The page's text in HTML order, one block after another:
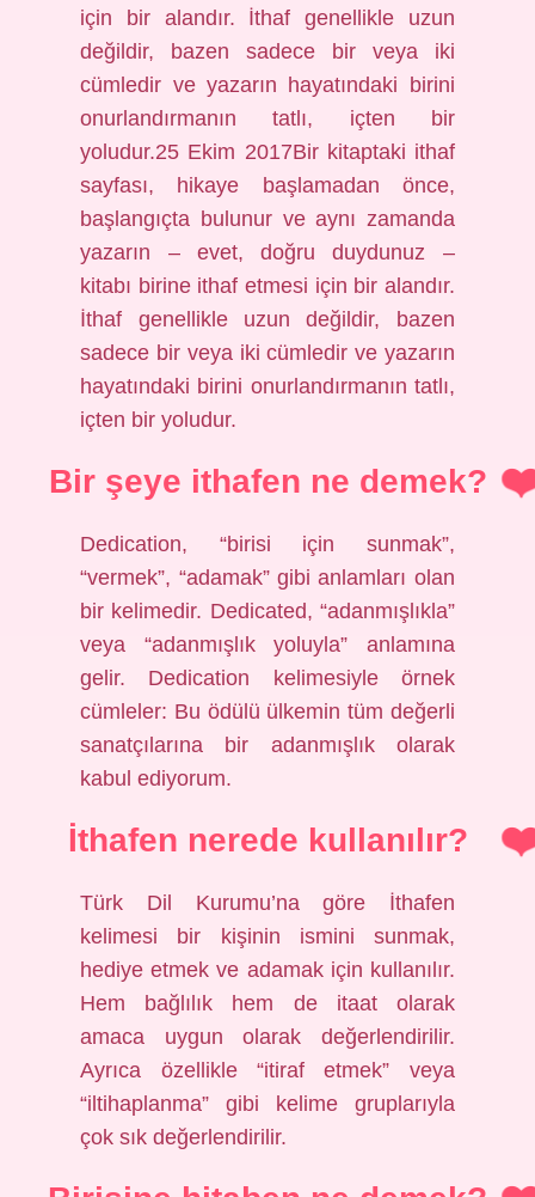
için bir alandır. İthaf genellikle uzun
değildir, bazen sadece bir veya iki
cümledir ve yazarın hayatındaki birini
onurlandırmanın tatlı, içten bir
yoludur.25 Ekim 2017Bir kitaptaki ithaf
sayfası, hikaye başlamadan önce,
başlangıçta bulunur ve aynı zamanda
yazarın – evet, doğru duydunuz –
kitabı birine ithaf etmesi için bir alandır.
İthaf genellikle uzun değildir, bazen
sadece bir veya iki cümledir ve yazarın
hayatındaki birini onurlandırmanın tatlı,
içten bir yoludur.
Bir şeye ithafen ne demek?
Dedication, “birisi için sunmak”,
“vermek”, “adamak” gibi anlamları olan
bir kelimedir. Dedicated, “adanmışlıkla”
veya “adanmışlık yoluyla” anlamına
gelir. Dedication kelimesiyle örnek
cümleler: Bu ödülü ülkemin tüm değerli
sanatçılarına bir adanmışlık olarak
kabul ediyorum.
İthafen nerede kullanılır?
Türk Dil Kurumu’na göre İthafen
kelimesi bir kişinin ismini sunmak,
hediye etmek ve adamak için kullanılır.
Hem bağlılık hem de itaat olarak
amaca uygun olarak değerlendirilir.
Ayrıca özellikle “itiraf etmek” veya
“iltihaplanma” gibi kelime gruplarıyla
çok sık değerlendirilir.